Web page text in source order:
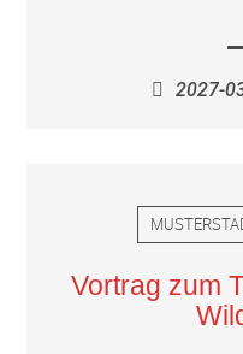
2027-
Vortrag zum